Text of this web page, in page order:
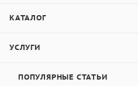
КАТАЛОГ
УСЛУГИ
ПОПУЛЯРНЫЕ СТАТЬИ